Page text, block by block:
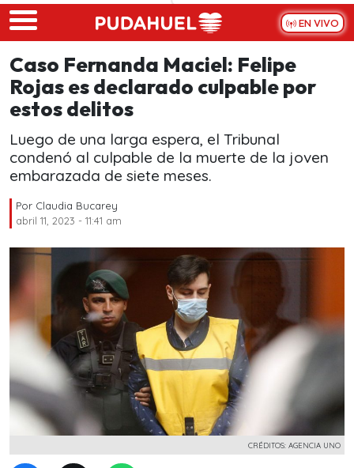
Skip to main content
EN VIVO
Caso Fernanda Maciel: Felipe
Rojas es declarado culpable por
estos delitos
Luego de una larga espera, el Tribunal
condenó al culpable de la muerte de la joven
embarazada de siete meses.
Por Claudia Bucarey
abril 11, 2023 - 11:41 am
CRÉDITOS: AGENCIA UNO